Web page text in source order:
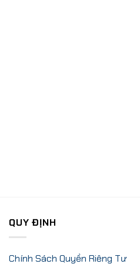
QUY ĐỊNH
Chính Sách Quyền Riêng Tư